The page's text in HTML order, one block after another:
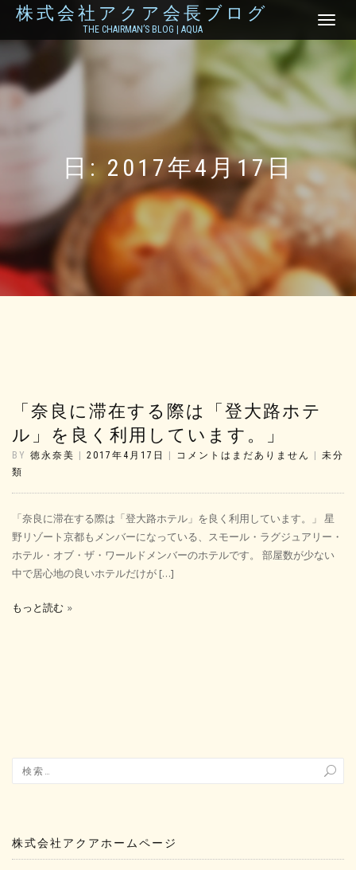
株式会社アクア会長ブログ
THE CHAIRMAN’S BLOG | AQUA
ナ
ン
切
え
日: 2017年4月17日
「奈良に滞在する際は「登大路ホテ
ル」を良く利用しています。」
BY 徳永奈美 2017年4月17日 コメントはまだありません
未分
類
「奈良に滞在する際は「登大路ホテル」を良く利用しています。」 星
野リゾート京都もメンバーになっている、スモール・ラグジュアリー・
ホテル・オブ・ザ・ワールドメンバーのホテルです。 部屋数が少ない
中で居心地の良いホテルだけが […]
もっと読む
株式会社アクアホームページ